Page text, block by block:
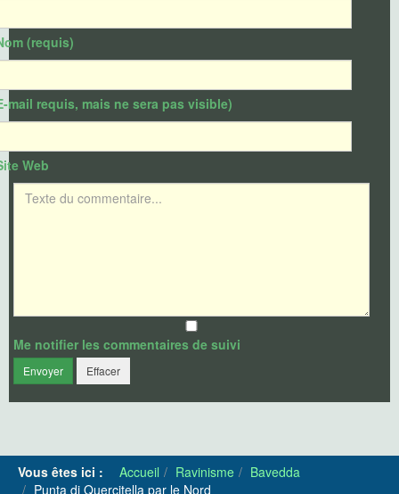
(requis)
mail requis, mais ne sera pas visible)
Web
Texte du commentaire
Me notifier les commentaires de suivi
Envoyer Effacer
Vous êtes ici : Accueil Ravinisme
Bavedda
Punta di Quercitella par le Nord